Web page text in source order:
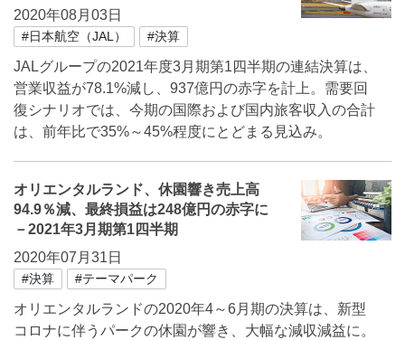
2020年08月03日
#日本航空（JAL） #決算
JALグループの2021年度3月期第1四半期の連結決算は、
営業収益が78.1%減し、937億円の赤字を計上。需要回
復シナリオでは、今期の国際および国内旅客収入の合計
は、前年比で35%～45%程度にとどまる見込み。
オリエンタルランド、休園響き売上高
94.9％減、最終損益は248億円の赤字に
－2021年3月期第1四半期
2020年07月31日
#決算 #テーマパーク
オリエンタルランドの2020年4～6月期の決算は、新型
コロナに伴うパークの休園が響き、大幅な減収減益に。